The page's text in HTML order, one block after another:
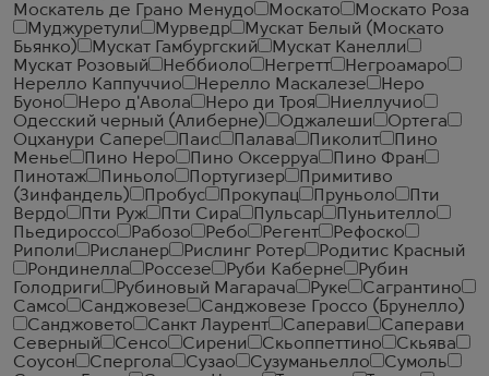
Москатель де Грано Менудо
Москато
Москато Роза
Муджуретули
Мурведр
Мускат Белый (Москато
Бьянко)
Мускат Гамбургский
Мускат Канелли
Мускат Розовый
Неббиоло Негретт
Негроамаро
Нерелло Каппуччио
Нерелло Маскалезе
Неро
Буоно
Неро д'Авола Неро ди Троя
Ниеллучио
Одесский черный (Алиберне)
Оджалеши
Ортега
Оцханури Сапере
Паис Палава Пиколит
Пино
Менье
Пино Неро Пино Оксерруа
Пино Фран
Пинотаж
Пиньоло Португизер
Примитиво
(Зинфандель)
Пробус Прокупац Пруньоло
Пти
Вердо
Пти Руж Пти Сира Пульсар
Пуньителло
Пьедироссо
Рабозо Ребо Регент
Рефоско
Риполи
Рисланер Рислинг Ротер
Родитис Красный
Рондинелла
Россезе Руби Каберне
Рубин
Голодриги
Рубиновый Магарача Руке
Сагрантино
Самсо
Санджовезе
Санджовезе Гроссо (Брунелло)
Санджовето
Санкт Лаурент Саперави
Саперави
Северный
Сенсо Сирени Скьоппеттино
Скьява
Соусон
Спергола Сузао Сузуманьелло
Сумоль